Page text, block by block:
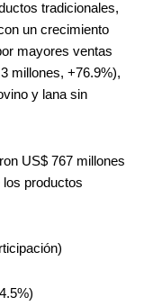
tradicionales,
un crecimiento
mayores ventas
millones, +76.9%),
y lana sin
US$ 767 millones
los productos